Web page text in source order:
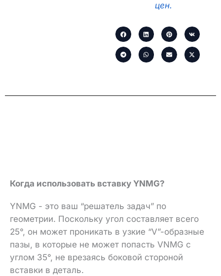
цен.
Когда использовать вставку YNMG?
YNMG - это ваш “решатель задач” по
геометрии. Поскольку угол составляет всего
25°, он может проникать в узкие “V”-образные
пазы, в которые не может попасть VNMG с
углом 35°, не врезаясь боковой стороной
вставки в деталь.